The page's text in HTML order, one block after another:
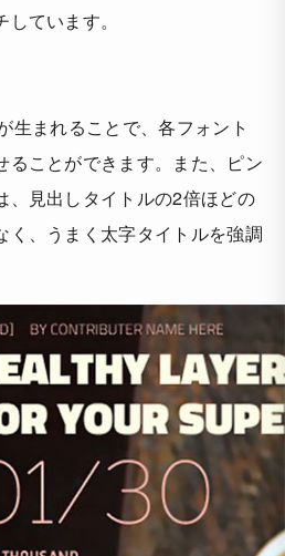
ています。
生まれることで、各フォント
ることができます。また、ピン
、見出しタイトルの2倍ほどの
く、うまく太字タイトルを強調